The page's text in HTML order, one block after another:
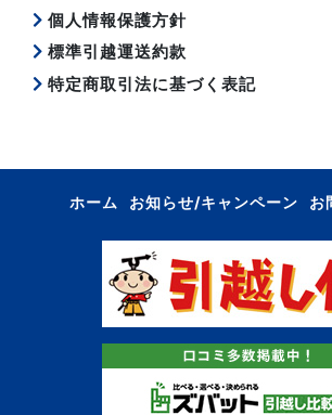
個人情報保護方針
標準引越運送約款
特定商取引法に基づく表記
ホーム お知らせ/キャンペーン お